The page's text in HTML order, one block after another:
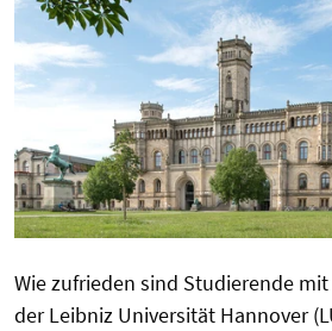
Wie zufrieden sind Studierende
der Leibniz Universität Hannover